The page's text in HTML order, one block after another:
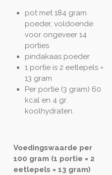
pot met 184 gram
poeder, voldoende
voor ongeveer 14
porties
pindakaas poeder
1 portie is 2 eetlepels =
13 gram
Per portie (3 gram) 60
kcal en 4 gr.
koolhydraten.
Voedingswaarde per
100 gram (1 portie = 2
eetlepels = 13 gram)